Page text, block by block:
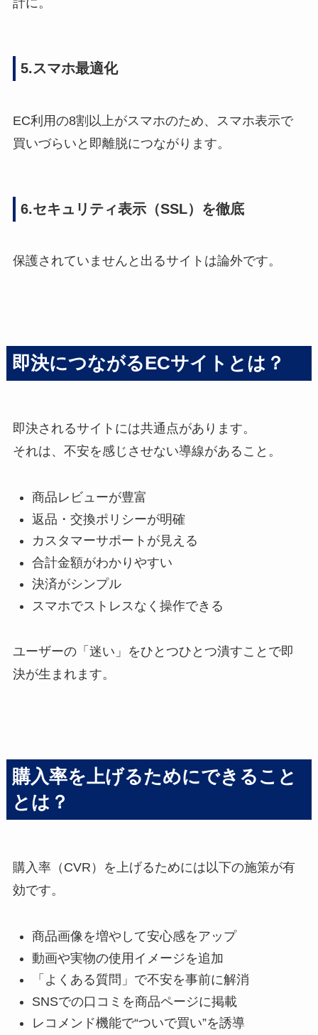
5.スマホ最適化
EC利用の8割以上がスマホのため、スマホ表示で
買いづらいと即離脱につながります。
6.セキュリティ表示（SSL）を徹底
保護されていませんと出るサイトは論外です。
即決につながるECサイトとは？
即決されるサイトには共通点があります。
それは、不安を感じさせない導線があること。
商品レビューが豊富
返品・交換ポリシーが明確
カスタマーサポートが見える
合計金額がわかりやすい
決済がシンプル
スマホでストレスなく操作できる
ユーザーの「迷い」をひとつひとつ潰すことで即
決が生まれます。
購入率を上げるためにできること
とは？
購入率（CVR）を上げるためには以下の施策が有
効です。
商品画像を増やして安心感をアップ
動画や実物の使用イメージを追加
「よくある質問」で不安を事前に解消
SNSでの口コミを商品ページに掲載
レコメンド機能で“ついで買い”を誘導